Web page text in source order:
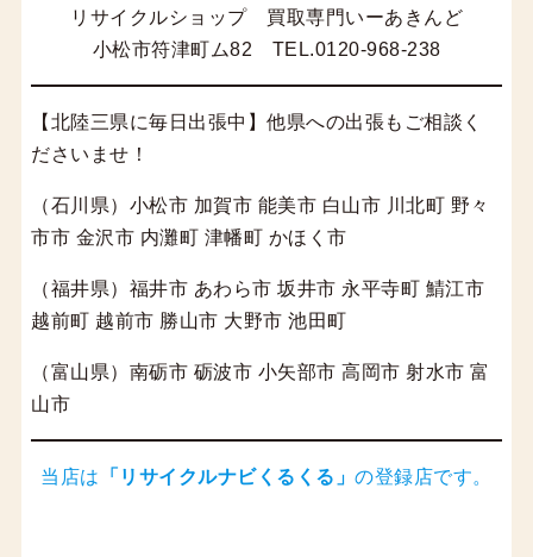
リサイクルショップ 買取専門いーあきんど
小松市符津町ム82 TEL.0120-968-238
【北陸三県に毎日出張中】他県への出張もご相談く
ださいませ！
（石川県）小松市 加賀市 能美市 白山市 川北町 野々
市市 金沢市 内灘町 津幡町 かほく市
（福井県）福井市 あわら市 坂井市 永平寺町 鯖江市
越前町 越前市 勝山市 大野市 池田町
（富山県）南砺市 砺波市 小矢部市 高岡市 射水市 富
山市
当店は 「 リサイクルナビくるくる 」の登録店です。